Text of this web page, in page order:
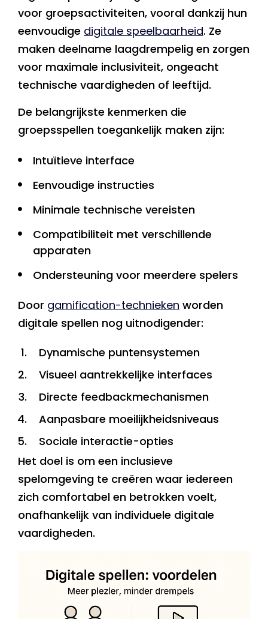
voor groepsactiviteiten, vooral dankzij hun
eenvoudige digitale speelbaarheid. Ze
maken deelname laagdrempelig en zorgen
voor maximale inclusiviteit, ongeacht
technische vaardigheden of leeftijd.
De belangrijkste kenmerken die
groepsspellen toegankelijk maken zijn:
Intuïtieve interface
Eenvoudige instructies
Minimale technische vereisten
Compatibiliteit met verschillende
apparaten
Ondersteuning voor meerdere spelers
Door gamification-technieken worden
digitale spellen nog uitnodigender:
Dynamische puntensystemen
Visueel aantrekkelijke interfaces
Directe feedbackmechanismen
Aanpasbare moeilijkheidsniveaus
Sociale interactie-opties
Het doel is om een inclusieve
spelomgeving te creëren waar iedereen
zich comfortabel en betrokken voelt,
onafhankelijk van individuele digitale
vaardigheden.